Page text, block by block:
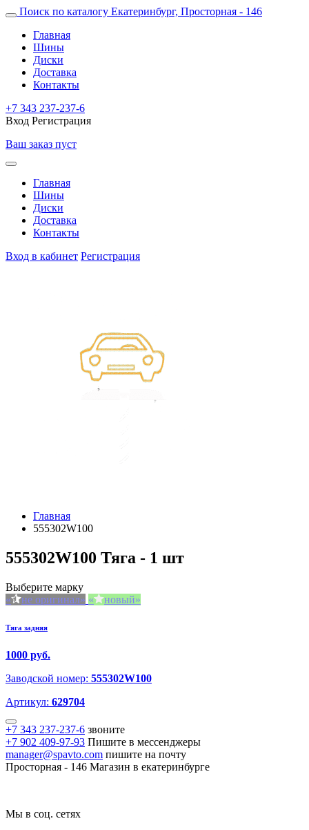
Поиск по каталогу Екатеринбург, Просторная - 146
Главная
Шины
Диски
Доставка
Контакты
+7 343 237-237-6
Вход Регистрация
Ваш заказ пуст
Главная
Шины
Диски
Доставка
Контакты
Вход в кабинет Регистрация
Главная
555302W100
555302W100 Тяга - 1 шт
Выберите марку
не оригинал
новый
Тяга задняя
1000 руб.
Заводской номер: 555302W100
Артикул: 629704
+7 343 237-237-6 звоните
+7 902 409-97-93 Пишите в мессенджеры
manager@spavto.com пишите на почту
Просторная - 146 Магазин в екатеринбурге
Мы в соц. сетях